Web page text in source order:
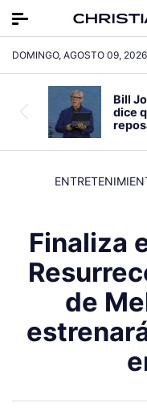
DOMINGO, AGOSTO 09, 2026
Bill
dice
Finaliza
de